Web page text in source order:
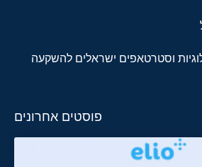
וסטרטאפים ישראלים להשקעה
פוסטים אחרונים